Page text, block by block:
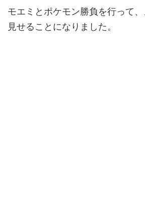
モエミとポケモン勝負を行って
見せることになりました。